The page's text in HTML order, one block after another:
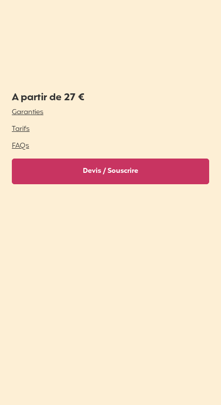
A partir de 27 €
Garanties
Tarifs
FAQs
Devis / Souscrire